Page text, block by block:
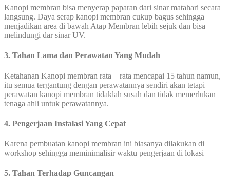
Kanopi membran bisa menyerap paparan dari sinar matahari secara
langsung. Daya serap kanopi membran cukup bagus sehingga
menjadikan area di bawah Atap Membran lebih sejuk dan bisa
melindungi dar sinar UV.
3. Tahan Lama dan Perawatan Yang Mudah
Ketahanan Kanopi membran rata – rata mencapai 15 tahun namun,
itu semua tergantung dengan perawatannya sendiri akan tetapi
perawatan kanopi membran tidaklah susah dan tidak memerlukan
tenaga ahli untuk perawatannya.
4. Pengerjaan Instalasi Yang Cepat
Karena pembuatan kanopi membran ini biasanya dilakukan di
workshop sehingga meminimalisir waktu pengerjaan di lokasi
5. Tahan Terhadap Guncangan